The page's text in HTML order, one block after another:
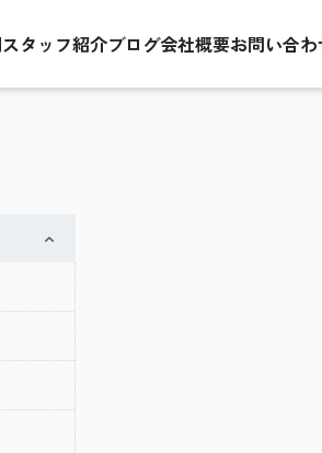
スタッフ紹介ブログ会社概要お問い合